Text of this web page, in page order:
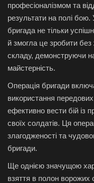
Авто
Відео
Мова
професіоналізмом та
результати на полі
бригада не тільки
й змогла це зробити
складу, демонструючи
майстерність.
Операція бригади
використання
ефективно вести бій із
своїх солдатів. Ця
злагодженості та
бригади.
Ще однією значущою
взяття в полон ворожих